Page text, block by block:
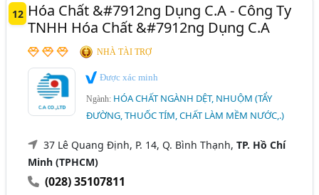
12 Hóa Chất &#7912ng Dụng C.A - Công Ty
TNHH Hóa Chất &#7912ng Dụng C.A
NHÀ TÀI TRỢ
Được xác minh
Ngành: HÓA CHẤT NGÀNH DỆT, NHUỘM (TẨY
ĐƯỜNG, THUỐC TÍM, CHẤT LÀM MỀM NƯỚC,.)
37 Lê Quang Định, P. 14, Q. Bình Thạnh,TP. Hồ Chí
Minh (TPHCM)
(028) 35107811